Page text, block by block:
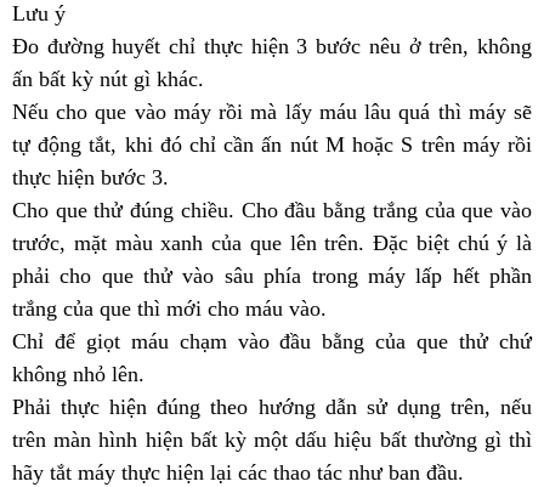
Lưu ý
Đo đường huyết chỉ thực hiện 3 bước nêu ở trên, không
ấn bất kỳ nút gì khác.
Nếu cho que vào máy rồi mà lấy máu lâu quá thì máy sẽ
tự động tắt, khi đó chỉ cần ấn nút M hoặc S trên máy rồi
thực hiện bước 3.
Cho que thử đúng chiều. Cho đầu bằng trắng của que vào
trước, mặt màu xanh của que lên trên. Đặc biệt chú ý là
phải cho que thử vào sâu phía trong máy lấp hết phần
trắng của que thì mới cho máu vào.
Chỉ để giọt máu chạm vào đầu bằng của que thử chứ
không nhỏ lên.
Phải thực hiện đúng theo hướng dẫn sử dụng trên, nếu
trên màn hình hiện bất kỳ một dấu hiệu bất thường gì thì
hãy tắt máy thực hiện lại các thao tác như ban đầu.